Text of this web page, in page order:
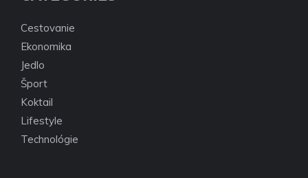
Cestovanie
Ekonomika
Jedlo
Šport
Koktail
Lifestyle
Technológie